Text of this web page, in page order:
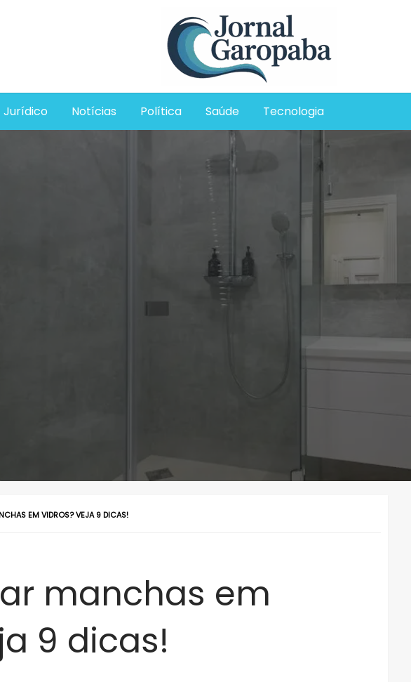
Jornal Garopaba
Jurídico Notícias Política Saúde Tecnologia
EM VIDROS? VEJA 9 DICAS!
manchas em
9 dicas!